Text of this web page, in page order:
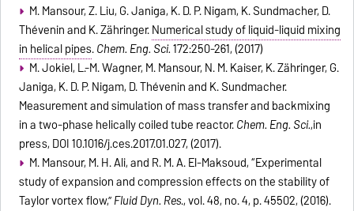
M. Mansour, Z. Liu, G. Janiga, K. D. P. Nigam, K. Sundmacher, D.
Thévenin and K. Zähringer.Numerical study of liquid-liquid mixing
in helical pipes.Chem. Eng. Sci.172:250-261, (2017)
M. Jokiel, L.-M. Wagner, M. Mansour, N. M. Kaiser, K. Zähringer, G.
Janiga, K. D. P. Nigam, D. Thévenin and K. Sundmacher.
Measurement and simulation of mass transfer and backmixing
in a two-phase helically coiled tube reactor.Chem. Eng. Sci.,in
press, DOI 10.1016/j.ces.2017.01.027, (2017).
M. Mansour, M. H. Ali, and R. M. A. El-Maksoud, “Experimental
study of expansion and compression effects on the stability of
Taylor vortex flow,”Fluid Dyn. Res., vol. 48, no. 4, p. 45502, (2016).